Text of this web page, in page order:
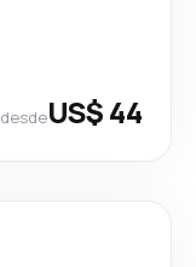
desdeUS$ 44